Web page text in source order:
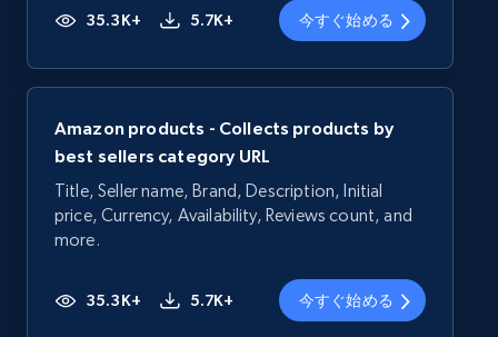
35.3K+ 5.7K+ 今すぐ始める
Amazon products - Collects products by
best sellers category URL
Title, Seller name, Brand, Description, Initial
price, Currency, Availability, Reviews count, and
more.
35.3K+ 5.7K+ 今すぐ始める